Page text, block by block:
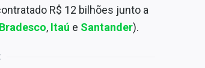
R$ 12 bilhões junto a
Bradesco, Itaú e Santander).